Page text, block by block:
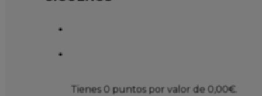
Tienes 0 puntos por valor de 0,00€.